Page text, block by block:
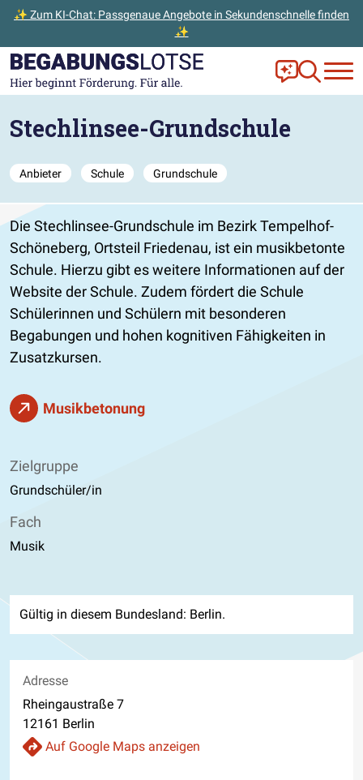
✨ Zum KI-Chat: Passgenaue Angebote in Sekundenschnelle finden
✨
Zum Hauptinhalt der Seite springen
Zur Startseite gehen Frag Ella!
Zur
Stechlinsee-Grundschule
Anbieter Schule Grundschule
Die Stechlinsee-Grundschule im Bezirk Tempelhof-
Schöneberg, Ortsteil Friedenau, ist ein musikbetonte
Schule. Hierzu gibt es weitere Informationen auf der
Website der Schule. Zudem fördert die Schule
Schülerinnen und Schülern mit besonderen
Begabungen und hohen kognitiven Fähigkeiten in
Zusatzkursen.
Musikbetonung
Zielgruppe
Grundschüler/in
Fach
Musik
Gültig in diesem Bundesland: Berlin.
Adresse
Rheingaustraße 7
12161 Berlin
Auf Google Maps anzeigen